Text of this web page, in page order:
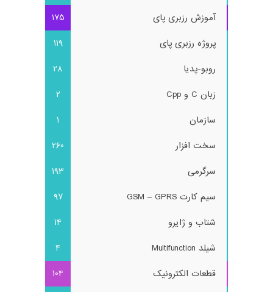
آموزش رزبری پای
175
پروژه رزبری پای
119
روبو-پدیا
28
زبان C و Cpp
2
سازمان
1
سخت افزار
260
سرگرمی
193
سیم کارت GSM – GPRS
97
شتاب و ژایرو
14
شیلد Multifunction
4
قطعات الکترونیک
104